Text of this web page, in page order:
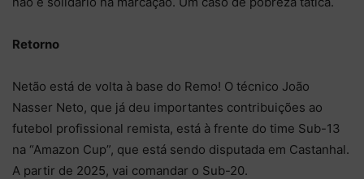
Retorno
Netão está de volta à base do Remo! O técnico João
Nasser Neto, que já deu importantes contribuições ao
futebol profissional remista, está à frente do time Sub-13
na “Amazon Cup”, que está sendo disputada em Castanhal.
A partir de 2025, vai comandar o Sub-20.